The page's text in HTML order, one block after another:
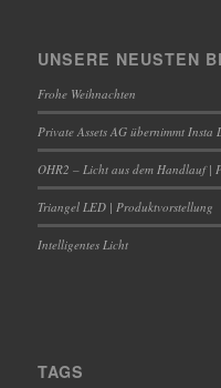
UNSERE NEUSTEN
Frohe Weihnachten
Private Assets AG übernimmt Insta
OHR2 – Licht aus dem Handlauf |
Triangel LED | Produktvorstellung
Intelligentes Licht
TAGS